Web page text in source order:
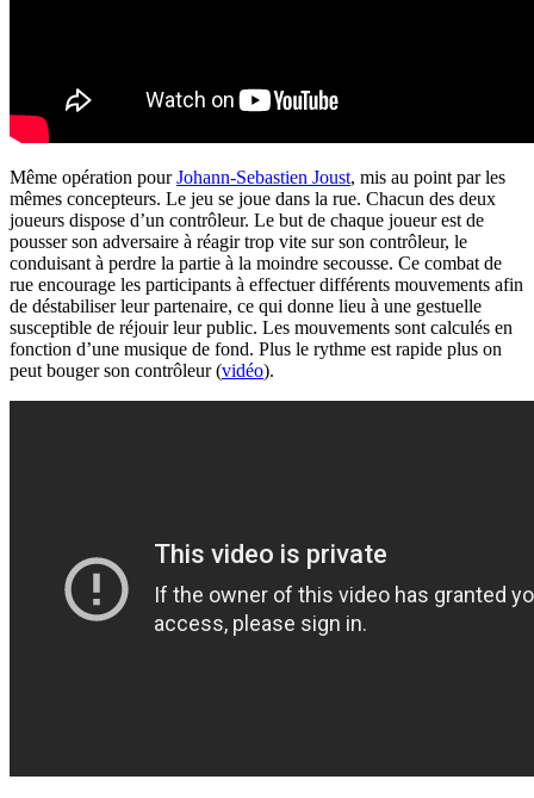
Même opération pourJohann-Sebastien Joust, mis au point par les
mêmes concepteurs. Le jeu se joue dans la rue. Chacun des deux
joueurs dispose d’un contrôleur. Le but de chaque joueur est de
pousser son adversaire à réagir trop vite sur son contrôleur, le
conduisant à perdre la partie à la moindre secousse. Ce combat de
rue encourage les participants à effectuer différents mouvements afin
de déstabiliser leur partenaire, ce qui donne lieu à une gestuelle
susceptible de réjouir leur public. Les mouvements sont calculés en
fonction d’une musique de fond. Plus le rythme est rapide plus on
peut bouger son contrôleur (vidéo).